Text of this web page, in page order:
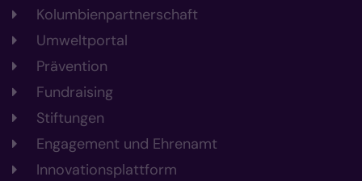
Kolumbienpartnerschaft
Umweltportal
Prävention
Fundraising
Stiftungen
Engagement und Ehrenamt
Innovationsplattform